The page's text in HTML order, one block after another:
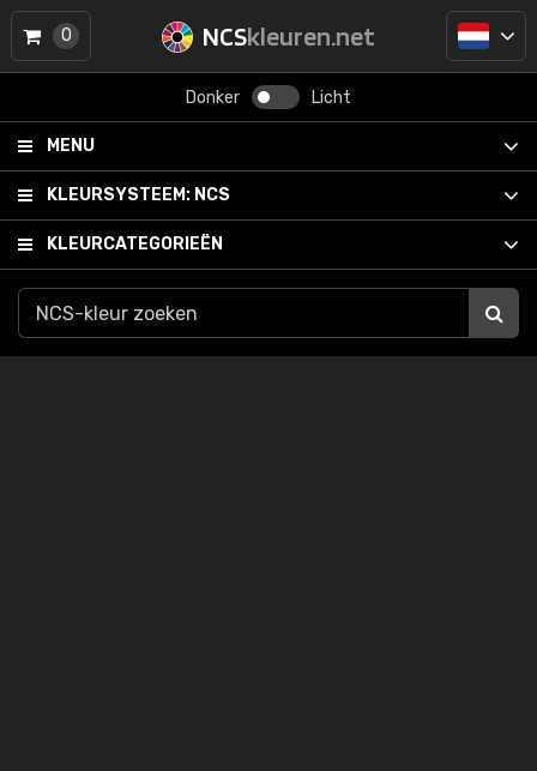
NCSkleuren.net
Donker Licht
MENU
KLEURSYSTEEM: NCS
KLEURCATEGORIEËN
0